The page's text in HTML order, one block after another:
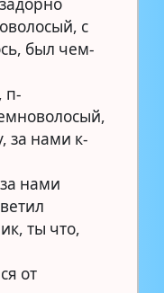
с
был чем-
п-
за нами к-
нами
ты что,
от